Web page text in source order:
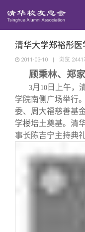
回
媒
百年
校友
清华大学郑裕彤
2011-03-10 | 浏览 2441
顾秉林、郑
3月 10 日上午，
学院南侧广场举行
委、周大福慈善基
学楼培土奠基。清
事长陈吉宁主持典礼